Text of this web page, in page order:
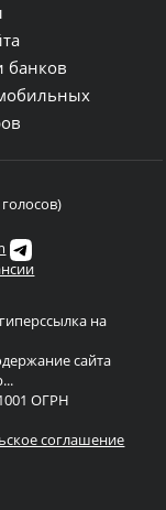
банков
на
сайта
ОГРН
соглашение